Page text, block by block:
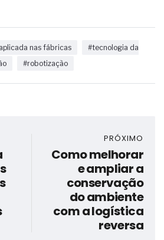
nas fábricas
#tecnologia da
#robotização
PRÓXIMO
Como melhorar
e ampliar a
conservação
do ambiente
com a logística
reversa